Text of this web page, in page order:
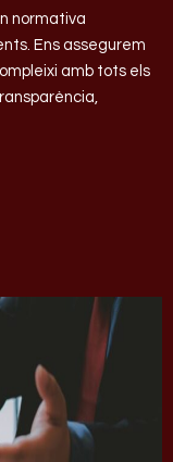
normativa
Ens assegurem
amb tots els